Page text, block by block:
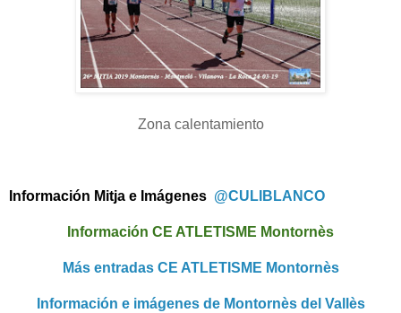
Zona calentamiento
Información Mitja e Imágenes @CULIBLANCO
Información CE ATLETISME Montornès
Más entradas CE ATLETISME Montornès
Información e imágenes de Montornès del Vallès